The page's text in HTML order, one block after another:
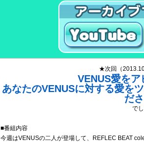
YouTubeで聴く
★次回（
VENUS愛をア
あなたのVENUSに対する愛を
だ
でし
■番組内容
今週はVENUSの二人が登場して、REFLEC BEAT